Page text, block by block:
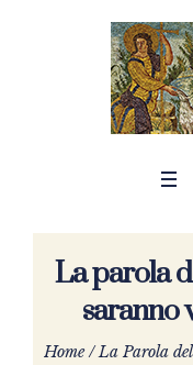
La parola
saranno
Home /La Parola